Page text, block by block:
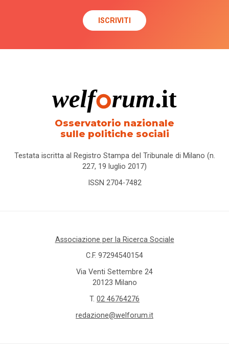
Osservatorio nazionale
sulle politiche sociali
Testata iscritta al Registro Stampa del Tribunale di Milano (n.
227, 19 luglio 2017)
ISSN 2704-7482
Associazione per la Ricerca Sociale
C.F. 97294540154
Via Venti Settembre 24
20123 Milano
T. 02 46764276
redazione@welforum.it